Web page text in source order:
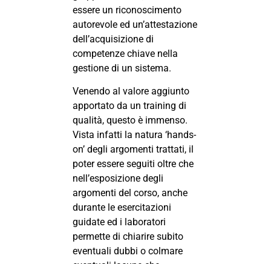
essere un riconoscimento
autorevole ed un’attestazione
dell’acquisizione di
competenze chiave nella
gestione di un sistema.
Venendo al valore aggiunto
apportato da un training di
qualità, questo è immenso.
Vista infatti la natura ‘hands-
on’ degli argomenti trattati, il
poter essere seguiti oltre che
nell’esposizione degli
argomenti del corso, anche
durante le esercitazioni
guidate ed i laboratori
permette di chiarire subito
eventuali dubbi o colmare